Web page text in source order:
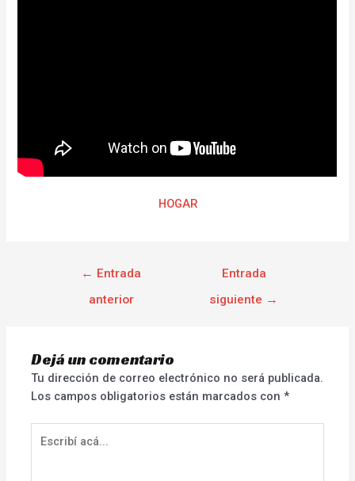
HOGAR
← Entrada
anterior
Entrada
siguiente →
Dejá un comentario
Tu dirección de correo electrónico no será publicada.
Los campos obligatorios están marcados con*
acá...